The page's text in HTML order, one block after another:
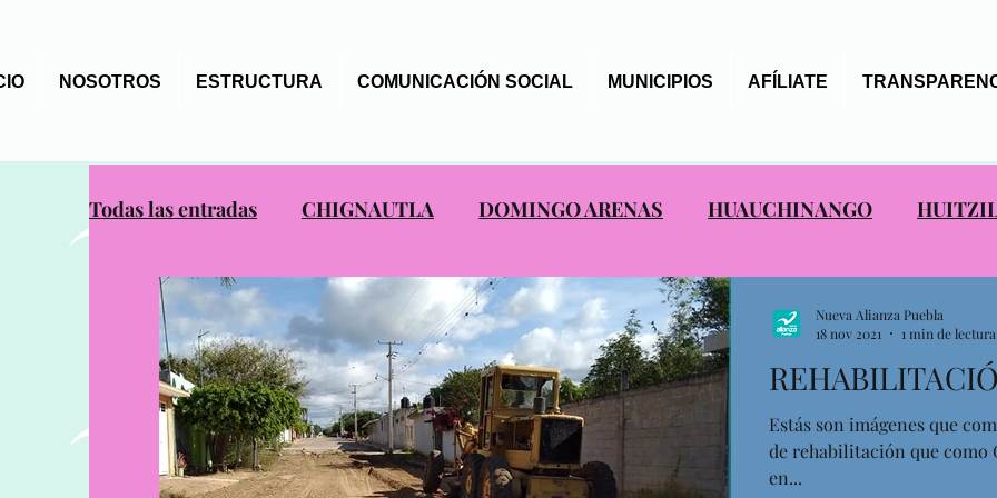
NOSOTROS ESTRUCTURA COMUNICACIÓN SOCIAL MUNICIPIOS AFÍLIATE
Todas las entradas CHIGNAUTLA DOMINGO ARENAS HUAUCHINANGO
OCOTEPEC PUEBLA REVISTAS ALIANCISTAS SAN NICOLAS DE LOS RANCHOS
SAN PEDRO YELOIXTLAHUACA TEPANCO DE LÓPEZ TOCHIMILCO
XAYACATLAN DE BRAVO ZACAPOAXTLA
Estás son imágenes que
de rehabilitación que como
en...
Nueva Alianza Puebla
18 nov 2021
1 min de lectura